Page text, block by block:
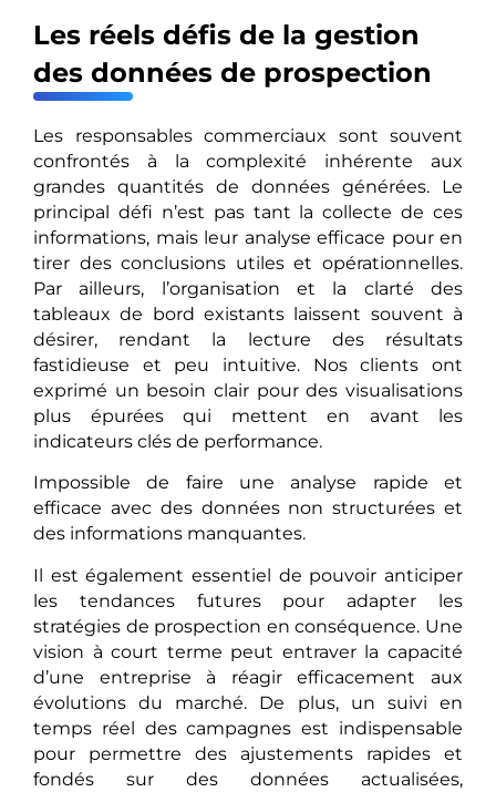
Les réels défis de la gestion
des données de prospection
Les responsables commerciaux sont souvent
confrontés à la complexité inhérente aux
grandes quantités de données générées. Le
principal défi n’est pas tant la collecte de ces
informations, mais leur analyse efficace pour en
tirer des conclusions utiles et opérationnelles.
Par ailleurs, l’organisation et la clarté des
tableaux de bord existants laissent souvent à
désirer, rendant la lecture des résultats
fastidieuse et peu intuitive. Nos clients ont
exprimé un besoin clair pour des visualisations
plus épurées qui mettent en avant les
indicateurs clés de performance.
Impossible de faire une analyse rapide et
efficace avec des données non structurées et
des informations manquantes.
Il est également essentiel de pouvoir anticiper
les tendances futures pour adapter les
stratégies de prospection en conséquence. Une
vision à court terme peut entraver la capacité
d’une entreprise à réagir efficacement aux
évolutions du marché. De plus, un suivi en
temps réel des campagnes est indispensable
pour permettre des ajustements rapides et
fondés sur des données actualisées,